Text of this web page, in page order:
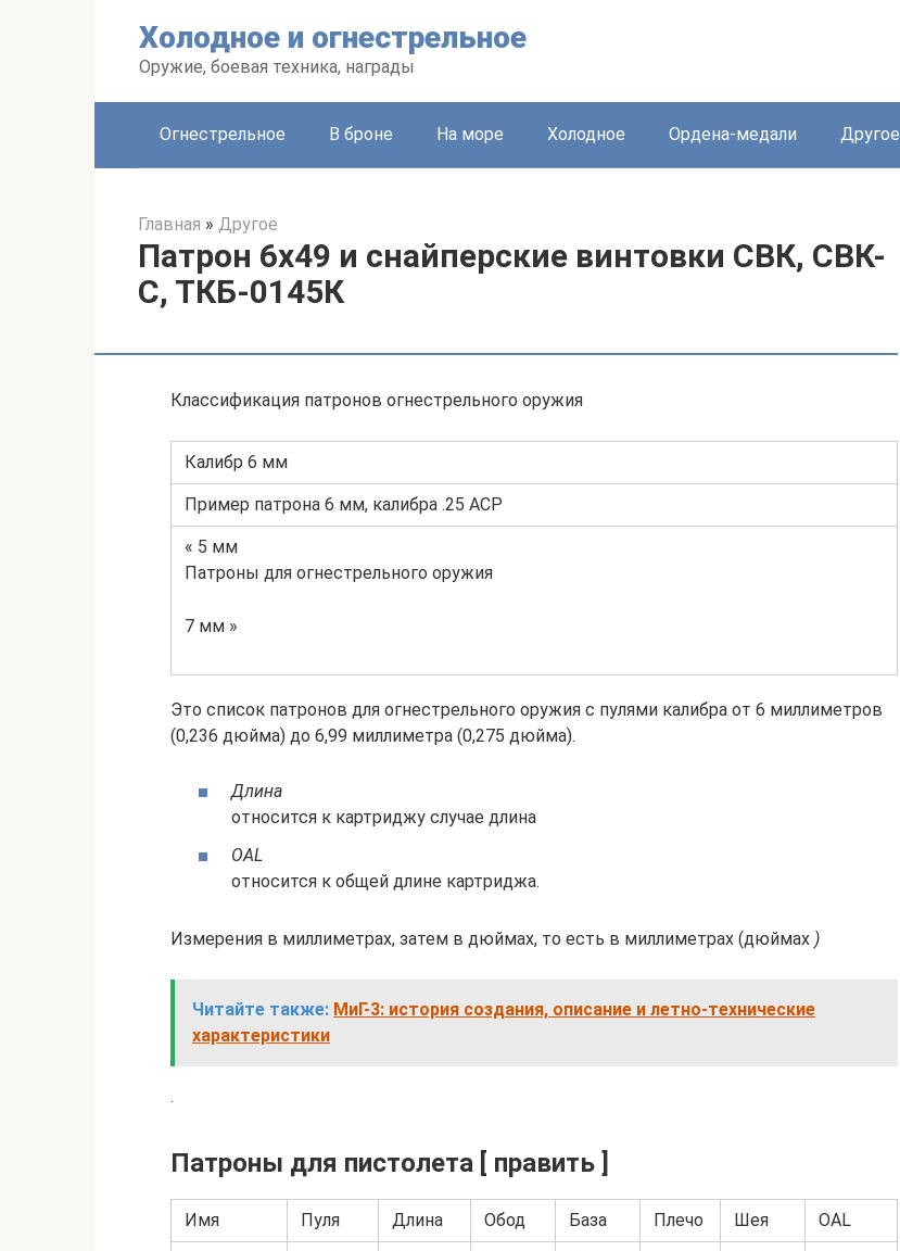
Холодное и огнестрельное
Оружие, боевая техника, награды
Огнестрельное В броне На море Холодное Ордена-медали Другое
Главная » Другое
Патрон 6х49 и снайперские винтовки СВК, СВК-
С, ТКБ-0145К
Классификация патронов огнестрельного оружия
Калибр 6 мм
Пример патрона 6 мм, калибра .25 ACP
« 5 мм
Патроны для огнестрельного оружия
7 мм »
Это список патронов для огнестрельного оружия с пулями калибра от 6 миллиметров
(0,236 дюйма) до 6,99 миллиметра (0,275 дюйма).
Длина
относится к картриджу случае длина
OAL
относится к общей длине картриджа.
Измерения в миллиметрах, затем в дюймах, то есть в миллиметрах (дюймах )
Читайте также: МиГ-3: история создания, описание и летно-технические
характеристики
.
Патроны для пистолета [ править ]
Имя Пуля Длина Обод База Плечо Шея OAL